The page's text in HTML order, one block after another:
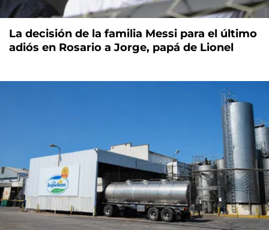
La decisión de la familia Messi para el último
adiós en Rosario a Jorge, papá de Lionel